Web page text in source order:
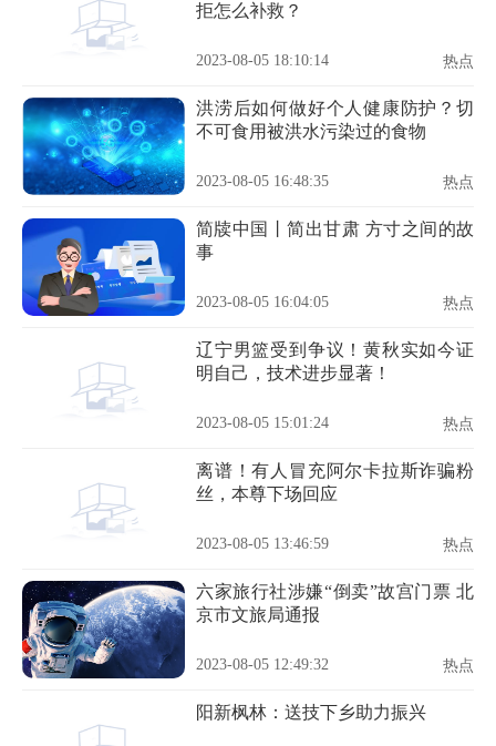
拒怎么补救？
2023-08-05 18:10:14 热点
洪涝后如何做好个人健康防护？切
不可食用被洪水污染过的食物
2023-08-05 16:48:35 热点
简牍中国丨简出甘肃 方寸之间的故
事
2023-08-05 16:04:05 热点
辽宁男篮受到争议！黄秋实如今证
明自己，技术进步显著！
2023-08-05 15:01:24 热点
离谱！有人冒充阿尔卡拉斯诈骗粉
丝，本尊下场回应
2023-08-05 13:46:59 热点
六家旅行社涉嫌“倒卖”故宫门票 北
京市文旅局通报
2023-08-05 12:49:32 热点
阳新枫林：送技下乡助力振兴